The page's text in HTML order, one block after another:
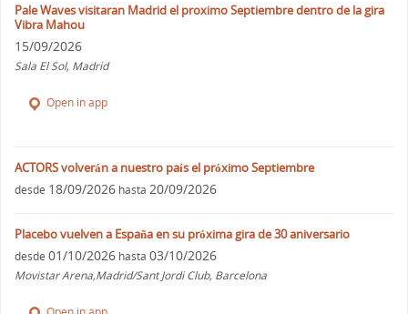
Pale Waves visitaran Madrid el proximo Septiembre dentro de la gira
Vibra Mahou
15/09/2026
Sala El Sol, Madrid
Open in app
ACTORS volverán a nuestro país el próximo Septiembre
desde 18/09/2026 hasta 20/09/2026
Placebo vuelven a España en su próxima gira de 30 aniversario
desde 01/10/2026 hasta 03/10/2026
Movistar Arena,Madrid/Sant Jordi Club, Barcelona